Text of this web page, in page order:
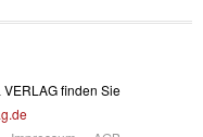
finden Sie